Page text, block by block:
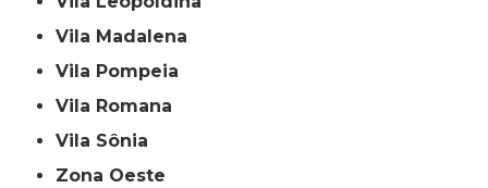
Vila Madalena
Vila Pompeia
Vila Romana
Vila Sônia
Zona Oeste